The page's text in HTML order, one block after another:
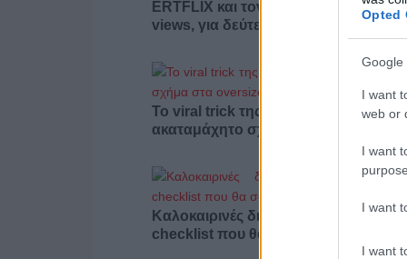
Opted
Google
I want
web or
I want
I want
I want
ERTFLIX και τον Ιούλιο με 22.551.894
views, για δεύτερο συνεχόμενο μήνα
Το viral trick της Gen Z που δίνει
ακαταμάχητο σχήμα στα oversized
Καλοκαιρινές διακοπές με
checklist που θα σου λύσει τα χέρια